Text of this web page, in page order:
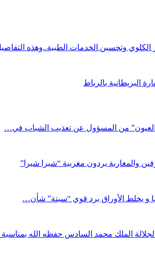
وتحسين الخدمات الطبية..وهذه
البريطانية بالرباط
العيون” من المسؤول عن تعذيب الشباب في…
والمغاربة يردون مغربية “شبرا شبرا”
و يخلط الأوراق برد قوي “سبتة” شأن…
الملك محمد السادس حفظه الله